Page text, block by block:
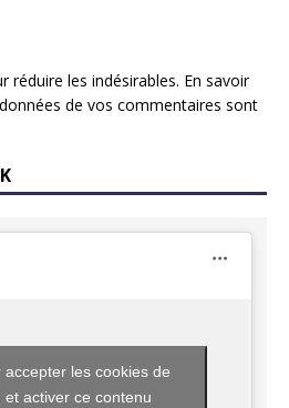
réduire les indésirables. En savoir
de vos commentaires sont
accepter les cookies de
et activer ce contenu